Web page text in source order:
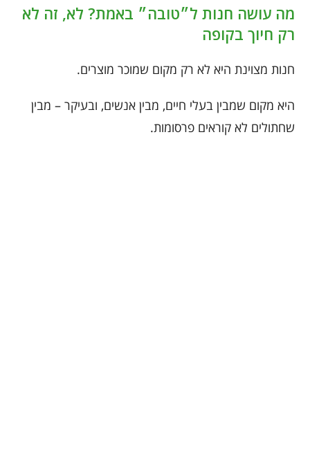
מה עושה חנות ל״טובה״ באמת? לא, זה לא
רק חיוך בקופה
חנות מצוינת היא לא רק מקום שמוכר מוצרים.
היא מקום שמבין בעלי חיים, מבין אנשים, ובעיקר – מבין
שחתולים לא קוראים פרסומות.